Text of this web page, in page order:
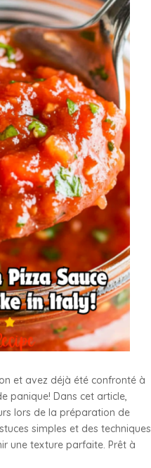
et avez déjà été confronté à
panique! Dans cet article,
lors de la préparation de
simples et des techniques
une texture parfaite. Prêt à